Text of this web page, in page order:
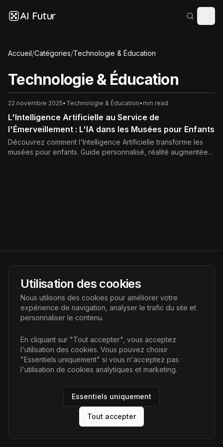
AI Futur
Accueil/Catégories/Technologie & Éducation
Technologie & Éducation
22 novembre 2025• Technologie & Éducation• min read
L'Intelligence Artificielle au Service de
l'Émerveillement : L'IA dans les Musées pour Enfants
Découvrez comment l'Intelligence Artificielle transforme les
musées pour enfants. Guide personnalisé, réalité augmentée
AI Futur
Portail de l'avenir de l'intelligence artificielle, vous aidant à
découvrir les dernières technologies IA.
Liens
Accueil
Articles
AI Futur. Tous droits réservés.
Utilisation des cookies
Nous utilisons des cookies pour améliorer votre
expérience de navigation, analyser le trafic du site et
personnaliser le contenu.
En cliquant sur "Tout accepter", vous acceptez
l'utilisation des cookies. Vous pouvez choisir
"Essentiels uniquement" si vous n'acceptez pas
l'utilisation de cookies analytiques et marketing.
Essentiels uniquement
Tout accepter